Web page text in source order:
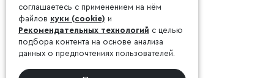
соглашаетесь с применением на нём
файлов куки (cookie) и
Рекомендательных технологий с целью
подбора контента на основе анализа
данных о предпочтениях пользователей.